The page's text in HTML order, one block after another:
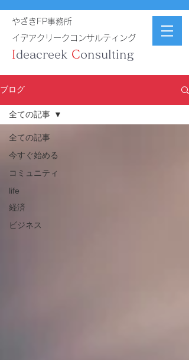
やざきFP事務所
イデアクリークコンサルティング
Ideacreek Consulting
ブログ
全ての記事
今すぐ始める
コミュニティ
life
経済
ビジネス
全ての記事